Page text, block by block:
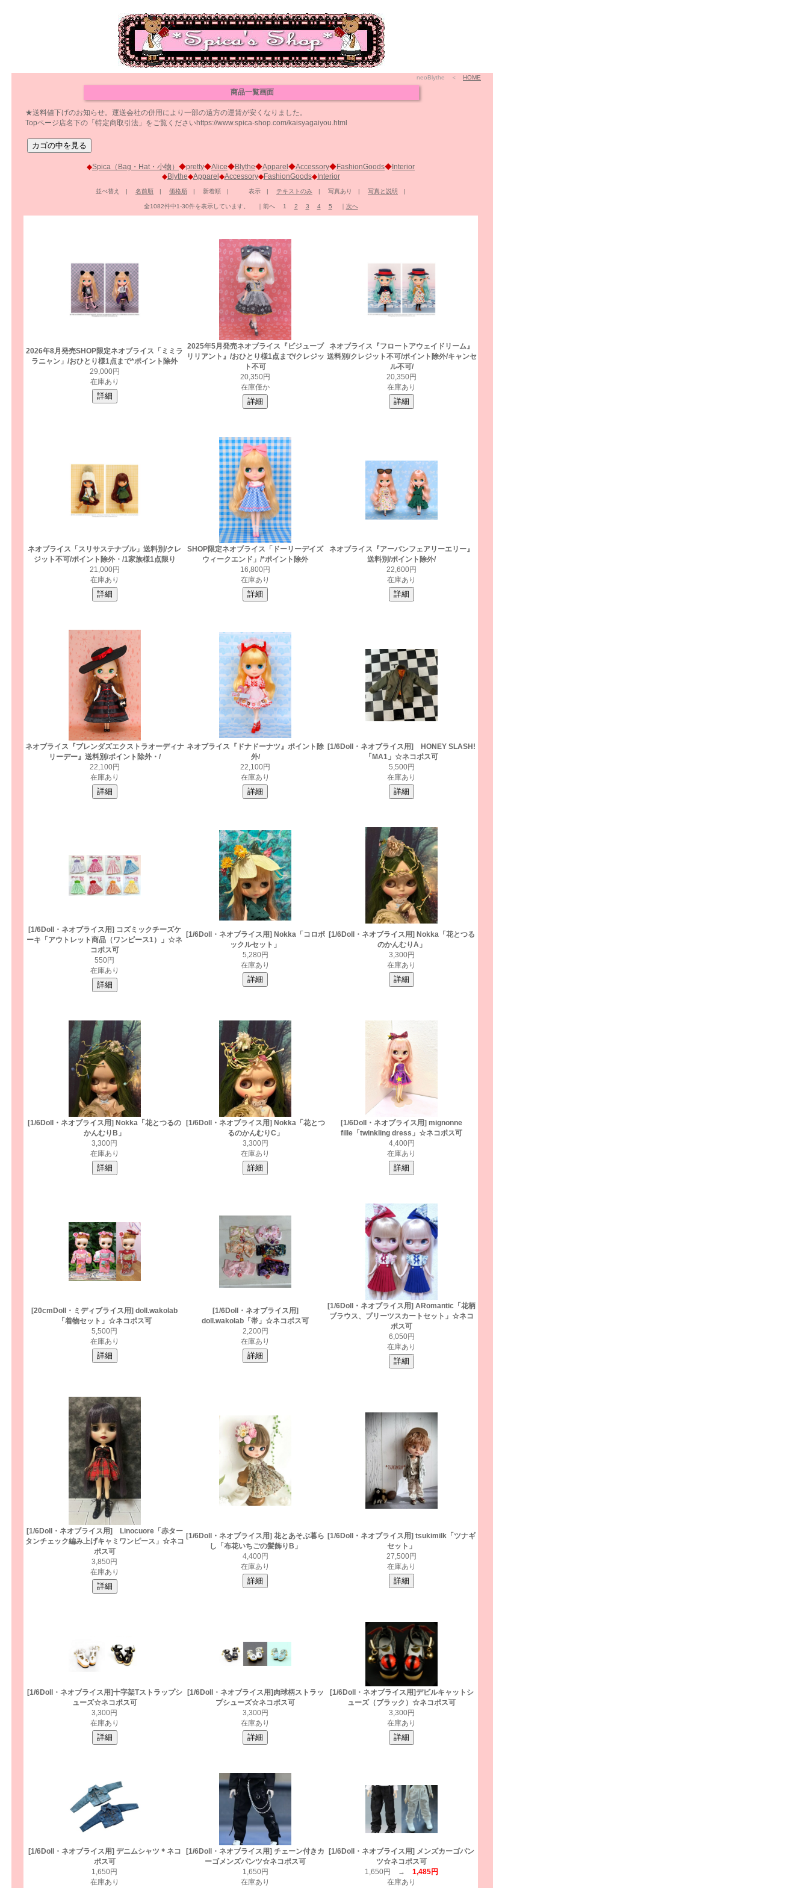
neoBlythe ＜ HOME
商品一覧画面
★送料値下げのお知らせ。運送会社の併用により一部の遠方の運賃が安くなりました。
Topページ店名下の「特定商取引法」をご覧くださいhttps://www.spica-shop.com/kaisyagaiyou.html
◆Spica（Bag・Hat・小物） ◆pretty◆Alice◆Blythe◆Apparel ◆Accessory◆FashionGoods◆ Interior
◆Blythe◆Apparel ◆Accessory◆FashionGoods◆Interior
並べ替え | 名前順 | 価格順 | 新着順 | 表示 | テキストのみ | 写真あり | 写真と説明 |
全1082件中1-30件を表示しています。 ｜前へ 1 2 3 4 5 ｜ 次へ
2026年8月発売SHOP限定ネオブライス「ミミラ
ラニャン」/おひとり様1点まで*ポイント除外
29,000円
在庫あり
2025年5月発売ネオブライス『ビジューブ
リリアント』/おひとり様1点まで/クレジッ
ト不可
20,350円
在庫僅か
ネオブライス『フロートアウェイドリーム』
送料別/クレジット不可/ポイント除外/キャンセ
ル不可/
20,350円
在庫あり
ネオブライス「スリサステナブル」送料別/クレ
ジット不可/ポイント除外・/1家族様1点限り
21,000円
在庫あり
SHOP限定ネオブライス「ドーリーデイズ
ウィークエンド」/*ポイント除外
16,800円
在庫あり
ネオブライス『アーバンフェアリーエリー』
送料別/ポイント除外/
22,600円
在庫あり
ネオブライス『ブレンダズエクストラオーディナ
リーデー』送料別/ポイント除外・/
22,100円
在庫あり
ネオブライス『ドナドーナツ』ポイント除
外/
22,100円
在庫あり
[1/6Doll・ネオブライス用] HONEY SLASH!
「MA1」☆ネコポス可
5,500円
在庫あり
[1/6Doll・ネオブライス用] コズミックチーズケ
ーキ「アウトレット商品（ワンピース1）」☆ネ
コポス可
550円
在庫あり
[1/6Doll・ネオブライス用] Nokka「コロボ
ックルセット」
5,280円
在庫あり
[1/6Doll・ネオブライス用] Nokka「花とつる
のかんむりA」
3,300円
在庫あり
[1/6Doll・ネオブライス用] Nokka「花とつるの
かんむりB」
3,300円
在庫あり
[1/6Doll・ネオブライス用] Nokka「花とつ
るのかんむりC」
3,300円
在庫あり
[1/6Doll・ネオブライス用] mignonne
fille「twinkling dress」☆ネコポス可
4,400円
在庫あり
[20cmDoll・ミディブライス用] doll.wakolab
「着物セット」☆ネコポス可
5,500円
在庫あり
[1/6Doll・ネオブライス用]
doll.wakolab「帯」☆ネコポス可
2,200円
在庫あり
[1/6Doll・ネオブライス用] ARomantic「花柄
ブラウス、プリーツスカートセット」☆ネコ
ポス可
6,050円
在庫あり
[1/6Doll・ネオブライス用] Linocuore「赤ター
タンチェック編み上げキャミワンピース」☆ネコ
ポス可
3,850円
在庫あり
[1/6Doll・ネオブライス用] 花とあそぶ暮ら
し「布花いちごの髪飾りB」
4,400円
在庫あり
[1/6Doll・ネオブライス用] tsukimilk「ツナギ
セット」
27,500円
在庫あり
[1/6Doll・ネオブライス用]十字架Tストラップシ
ューズ☆ネコポス可
3,300円
在庫あり
[1/6Doll・ネオブライス用]肉球柄ストラッ
プシューズ☆ネコポス可
3,300円
在庫あり
[1/6Doll・ネオブライス用]デビルキャットシ
ューズ（ブラック）☆ネコポス可
3,300円
在庫あり
[1/6Doll・ネオブライス用] デニムシャツ＊ネコ
ポス可
1,650円
在庫あり
[1/6Doll・ネオブライス用] チェーン付きカ
ーゴメンズパンツ☆ネコポス可
1,650円
在庫あり
[1/6Doll・ネオブライス用] メンズカーゴパン
ツ☆ネコポス可
1,650円 → 1,485円
在庫あり